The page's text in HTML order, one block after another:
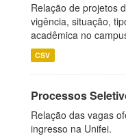
Relação de projetos
vigência, situação,
acadêmica no
CSV
Processos
Relação das vagas
ingresso na Unifei.